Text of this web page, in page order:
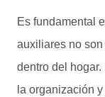
Es fundamental
auxiliares no
dentro del
la organización